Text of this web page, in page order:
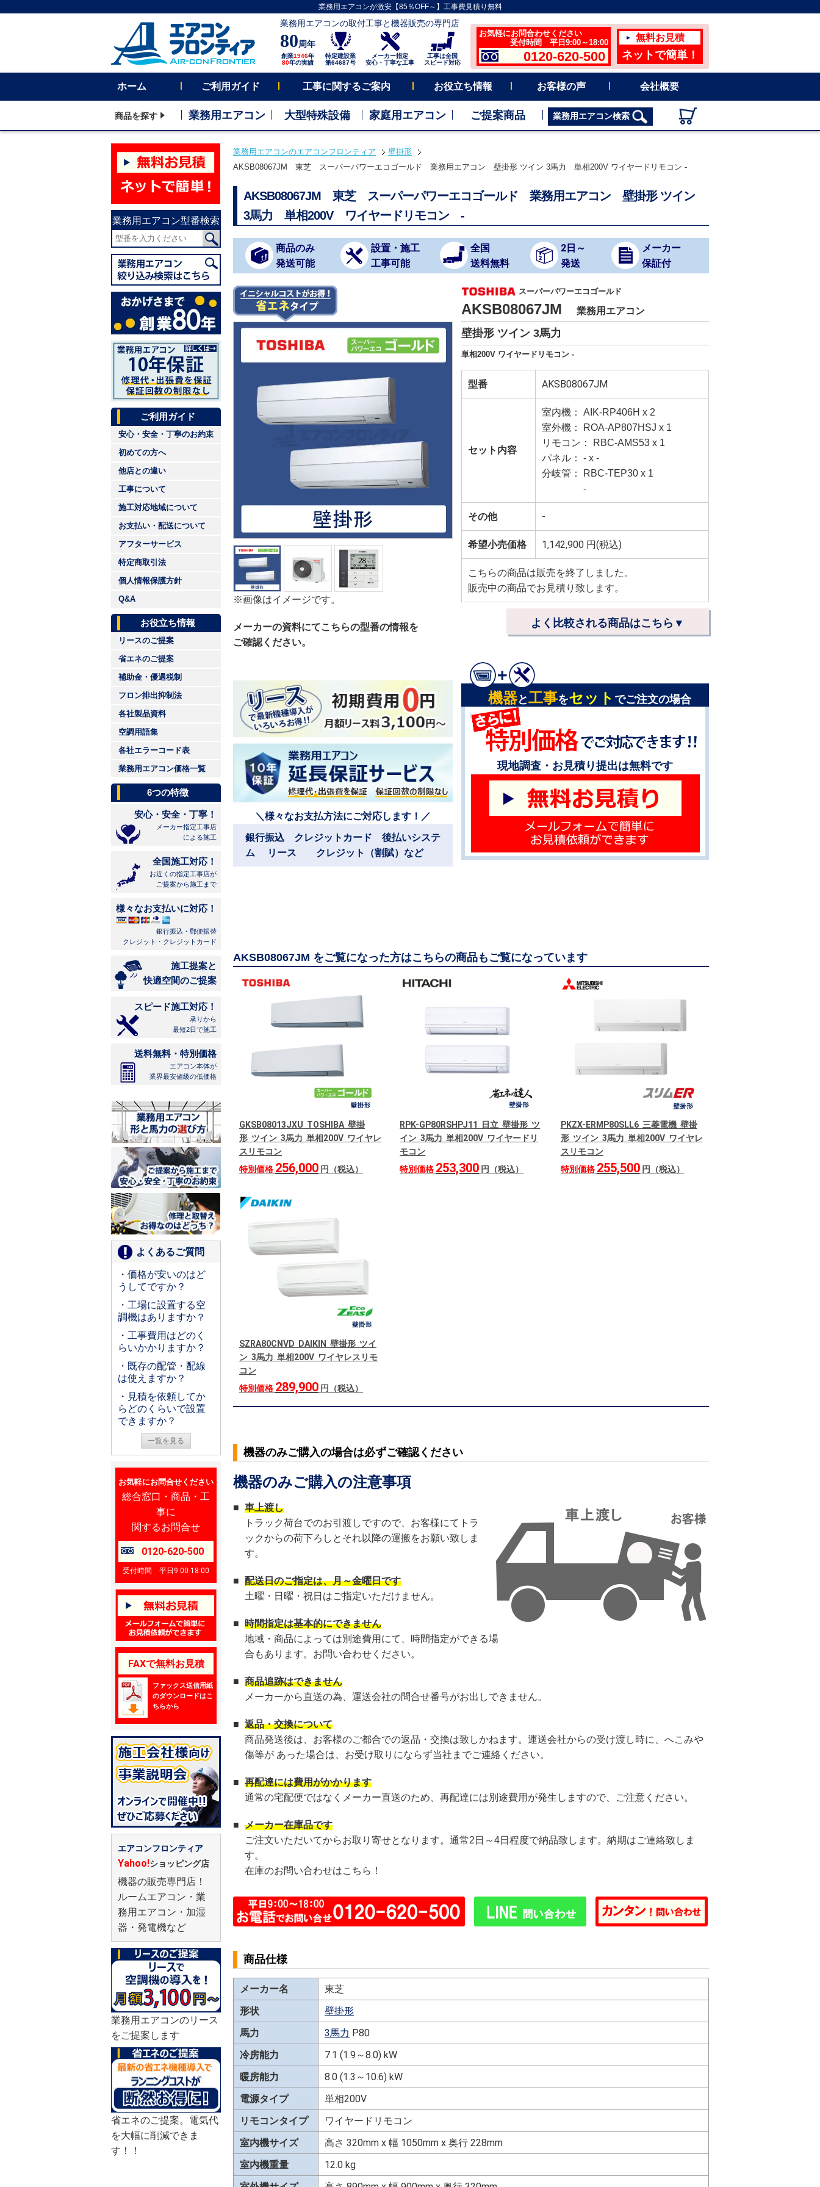
業務用エアコンが激安【85％OFF～】工事費見積り無料
業務用エアコンの取付工事と機器販売の専門店
80周年
創業1946年
80年の実績
特定建設業
第64687号
メーカー指定
安心・丁寧な工事
工事は全国
スピード対応
お気軽にお問合わせください
受付時間 平日9:00～18:00
0120-620-500
無料お見積
ネットで簡単！
ホーム ご利用ガイド 工事に関するご案内 お役立ち情報 お客様の声 会社概要
商品を探す 業務用エアコン 大型特殊設備 家庭用エアコン ご提案商品 業務用エアコン検索
業務用エアコン型番検索
ご利用ガイド
安心・安全・丁寧のお約束
初めての方へ
他店との違い
工事について
施工対応地域について
お支払い・配送について
アフターサービス
特定商取引法
個人情報保護方針
Q&A
お役立ち情報
リースのご提案
省エネのご提案
補助金・優遇税制
フロン排出抑制法
各社製品資料
空調用語集
各社エラーコード表
業務用エアコン価格一覧
6つの特徴
安心・安全・丁寧！
メーカー指定工事店
による施工
全国施工対応！
お近くの指定工事店が
ご提案から施工まで
様々なお支払いに対応！
銀行振込・郵便振替
クレジット・クレジットカード
施工提案と
快適空間のご提案
スピード施工対応！
承りから
最短2日で施工
送料無料・特別価格
エアコン本体が
業界最安値級の低価格
よくあるご質問
・価格が安いのはど
うしてですか？
・工場に設置する空
調機はありますか？
・工事費用はどのく
らいかかりますか？
・既存の配管・配線
は使えますか？
・見積を依頼してか
らどのくらいで設置
できますか？
一覧を見る
お気軽にお問合せください
総合窓口・商品・工
事に
関するお問合せ
0120-620-500
受付時間 平日9:00-18:00
FAXで無料お見積
ファックス送信用紙
のダウンロードはこ
ちらから
エアコンフロンティア
Yahoo!ショッピング店
機器の販売専門店！
ルームエアコン・業
務用エアコン・加湿
器・発電機など
業務用エアコンのリース
をご提案します
省エネのご提案。電気代
を大幅に削減できま
す！！
業務用エアコンのエアコンフロンティア
壁掛形
AKSB08067JM 東芝 スーパーパワーエコゴールド 業務用エアコン 壁掛形 ツイン 3馬力 単相200V ワイヤードリモコン -
AKSB08067JM 東芝 スーパーパワーエコゴールド 業務用エアコン 壁掛形 ツイン
3馬力 単相200V ワイヤードリモコン -
商品のみ
発送可能
設置・施工
工事可能
全国
送料無料
2日～
発送
メーカー
保証付
※画像はイメージです。
メーカーの資料にてこちらの型番の情報を
ご確認ください。
スーパーパワーエコゴールド
AKSB08067JM 業務用エアコン
壁掛形 ツイン 3馬力
単相200V ワイヤードリモコン -
型番 AKSB08067JM
セット内容
室内機： AIK-RP406H x 2
室外機： ROA-AP807HSJ x 1
リモコン： RBC-AMS53 x 1
パネル： - x -
分岐管： RBC-TEP30 x 1
-
その他 -
希望小売価格 1,142,900 円(税込)
こちらの商品は販売を終了しました。
販売中の商品でお見積り致します。
よく比較される商品はこちら▼
＼様々なお支払方法にご対応します！／
銀行振込 クレジットカード 後払いシステ
ム リース クレジット（割賦）など
機器と工事をセット でご注文の場合
現地調査・お見積り提出は無料です
AKSB08067JM をご覧になった方はこちらの商品もご覧になっています
GKSB08013JXU TOSHIBA 壁掛
形 ツイン 3馬力 単相200V ワイヤレ
スリモコン
特別価格 256,000 円（税込）
RPK-GP80RSHPJ11 日立 壁掛形 ツ
イン 3馬力 単相200V ワイヤードリ
モコン
特別価格 253,300 円（税込）
PKZX-ERMP80SLL6 三菱電機 壁掛
形 ツイン 3馬力 単相200V ワイヤレ
スリモコン
特別価格 255,500円（税込）
SZRA80CNVD DAIKIN 壁掛形 ツイ
ン 3馬力 単相200V ワイヤレスリモ
コン
特別価格 289,900 円（税込）
機器のみご購入の場合は必ずご確認ください
機器のみご購入の注意事項
■ 車上渡し
トラック荷台でのお引渡しですので、お客様にてトラ
ックからの荷下ろしとそれ以降の運搬をお願い致しま
す。
■ 配送日のご指定は、月～金曜日です
土曜・日曜・祝日はご指定いただけません。
■ 時間指定は基本的にできません
地域・商品によっては別途費用にて、時間指定ができる場
合もあります。お問い合わせください。
■ 商品追跡はできません
メーカーから直送の為、運送会社の問合せ番号がお出しできません。
■ 返品・交換について
商品発送後は、お客様のご都合での返品・交換は致しかねます。運送会社からの受け渡し時に、へこみや
傷等が あった場合は、お受け取りにならず当社までご連絡ください。
■ 再配達には費用がかかります
通常の宅配便ではなくメーカー直送のため、再配達には別途費用が発生しますので、ご注意ください。
■ メーカー在庫品です
ご注文いただいてからお取り寄せとなります。通常2日～4日程度で納品致します。納期はご連絡致しま
す。
在庫のお問い合わせはこちら！
商品仕様
メーカー名
東芝
形状
壁掛形
馬力
3馬力 P80
冷房能力
7.1 (1.9～8.0) kW
暖房能力
8.0 (1.3～10.6) kW
電源タイプ
単相200V
リモコンタイプ
ワイヤードリモコン
室内機サイズ
高さ 320mm x 幅 1050mm x 奥行 228mm
室内機重量
12.0 kg